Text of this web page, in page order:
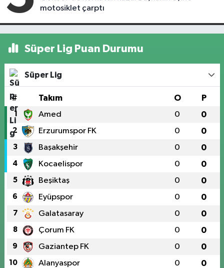
motosiklet çarptı
Süper Lig Puan Durumu
Süper Lig
# Takım O P
1 Amed 0 0
2 Erzurumspor FK 0 0
3 Başakşehir 0 0
4 Kocaelispor 0 0
5 Beşiktaş 0 0
6 Eyüpspor 0 0
7 Galatasaray 0 0
8 Çorum FK 0 0
9 Gaziantep FK 0 0
10 Alanyaspor 0 0